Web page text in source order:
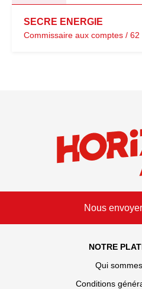
SECRE ENERGIE
Commissaire aux comptes /
Nous
NOTRE
Qui
Conditions